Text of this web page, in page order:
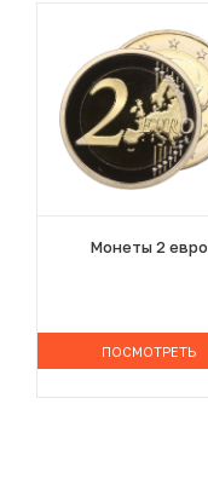
Монеты 2 евро
ПОСМОТРЕТЬ